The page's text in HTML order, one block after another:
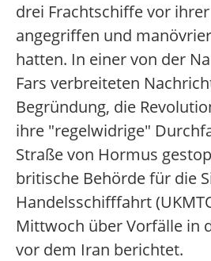
drei Frachtschiffe vor
angegriffen und
hatten. In einer von der
Fars verbreiteten
Begründung, die
ihre "regelwidrige"
Straße von Hormus
britische Behörde für die
Handelsschifffahrt
Mittwoch über Vorfälle in
vor dem Iran berichtet.